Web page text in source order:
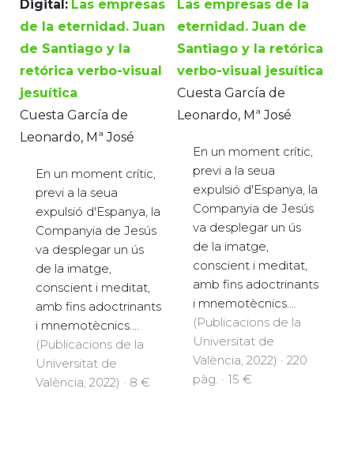
Digital: Las empresas
de la eternidad. Juan
de Santiago y la
retórica verbo-visual
jesuítica
Cuesta García de
Leonardo, Mª José
En un moment crític,
previ a la seua
expulsió d'Espanya, la
Companyia de Jesús
va desplegar un ús
de la imatge,
conscient i meditat,
amb fins adoctrinants
i mnemotècnics....
(Publicacions de la
Universitat de
València, 2022) · 8 €
Las empresas de la
eternidad. Juan de
Santiago y la retórica
verbo-visual jesuítica
Cuesta García de
Leonardo, Mª José
En un moment crític,
previ a la seua
expulsió d'Espanya, la
Companyia de Jesús
va desplegar un ús
de la imatge,
conscient i meditat,
amb fins adoctrinants
i mnemotècnics....
(Publicacions de la
Universitat de
València, 2022) · 220
pàg. · 15 €